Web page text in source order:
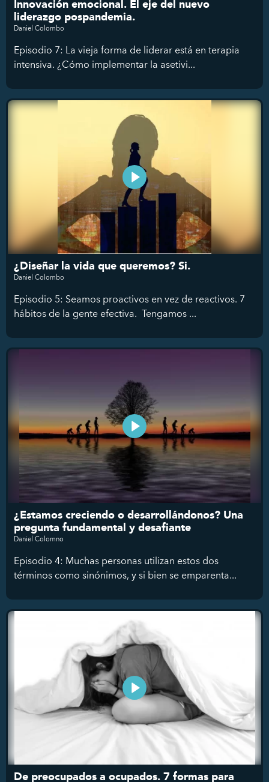
Innovación emocional. El eje del nuevo
liderazgo pospandemia.
Daniel Colombo
Episodio 7: La vieja forma de liderar está en terapia
intensiva. ¿Cómo implementar la asetivi...
¿Diseñar la vida que queremos? Si.
Daniel Colombo
Episodio 5: Seamos proactivos en vez de reactivos. 7
hábitos de la gente efectiva. Tengamos ...
¿Estamos creciendo o desarrollándonos? Una
pregunta fundamental y desafiante
Daniel Colomno
Episodio 4: Muchas personas utilizan estos dos
términos como sinónimos, y si bien se emparenta...
De preocupados a ocupados. 7 formas para